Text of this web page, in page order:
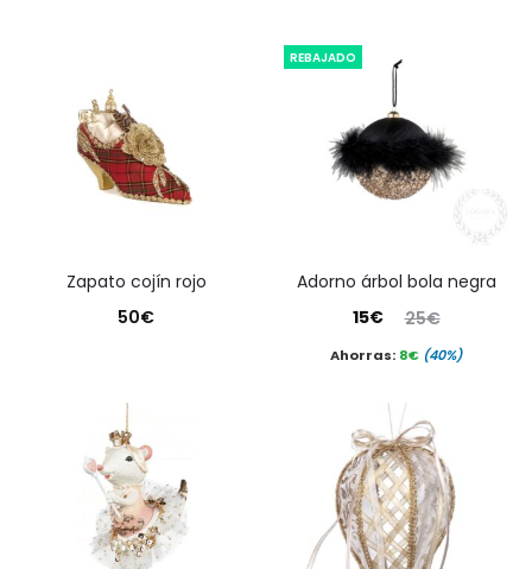
zapato cojín rojo
50€
REBAJADO
adorno árbol bola negra
25€
El
precio
era:
25€.
15€
El
precio
15€.
Ahorras: 8€ (40%)